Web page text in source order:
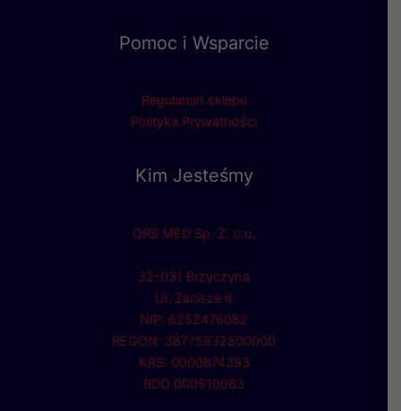
Pomoc i Wsparcie
Regulamin sklepu
Polityka Prywatności
Kim Jesteśmy
QRS MED Sp. Z. o.o.
32-031 Brzyczyna
Ul. Zacisze 6
NIP: 6252476082
REGON: 38775932800000
KRS: 0000874393
BDO 000510063